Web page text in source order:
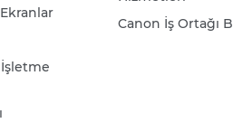
Canon İş Ortağı